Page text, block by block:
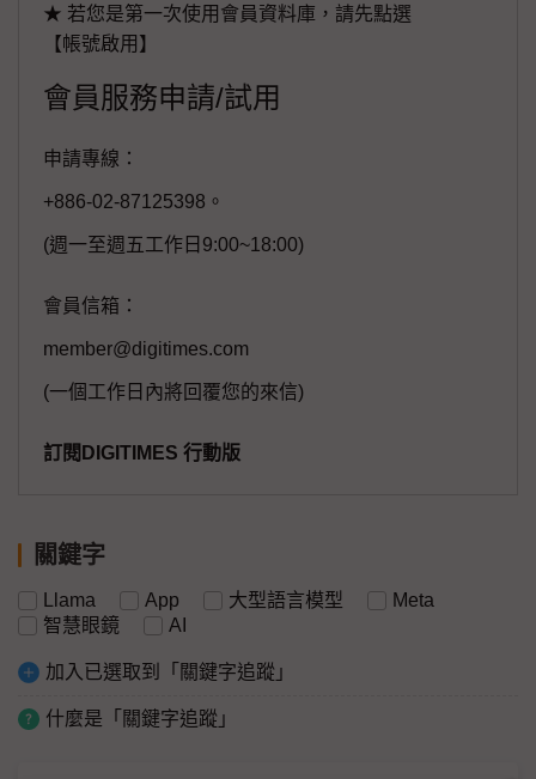
★ 若您是第一次使用會員資料庫，請先點選
【帳號啟用】
會員服務申請/試用
申請專線：
+886-02-87125398。
(週一至週五工作日9:00~18:00)
會員信箱：
member@digitimes.com
(一個工作日內將回覆您的來信)
訂閱DIGITIMES 行動版
關鍵字
Llama App 大型語言模型
Meta
智慧眼鏡
AI
加入已選取到「關鍵字追蹤」
什麼是「關鍵字追蹤」